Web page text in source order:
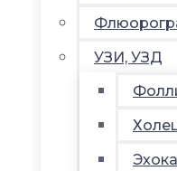
УЗИ, УЗД